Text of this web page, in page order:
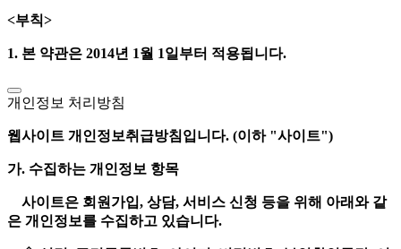
<부칙>
1. 본 약관은 2014년 1월 1일부터 적용됩니다.
개인정보 처리방침
웹사이트 개인정보취급방침입니다. (이하 "사이트")
가. 수집하는 개인정보 항목
사이트은 회원가입, 상담, 서비스 신청 등을 위해 아래와 같
은 개인정보를 수집하고 있습니다.